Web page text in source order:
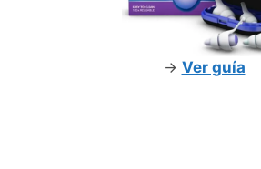
-> Ver guía